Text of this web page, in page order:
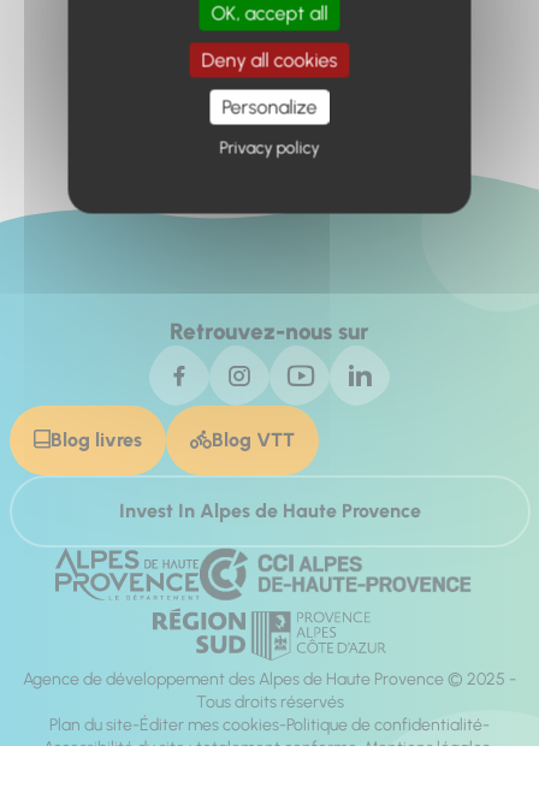
Retour à l'accueil
Retrouvez-nous sur
Blog livres Blog VTT
Invest In Alpes de Haute Provence
Agence de développement des Alpes de Haute Provence © 2025 -
Tous droits réservés
Plan du site Éditer mes cookies Politique de confidentialité
Accessibilité du site : totalement conforme Mentions légales
OK, accept all
Deny all cookies
Personalize
Privacy policy